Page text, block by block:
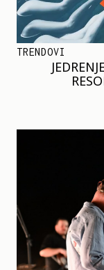
TRENDOVI